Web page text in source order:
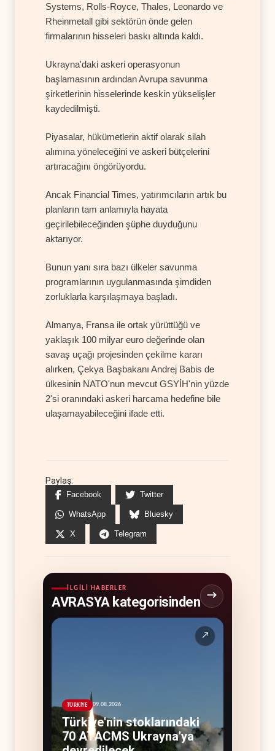
Systems, Rolls-Royce, Thales, Leonardo ve
Rheinmetall gibi sektörün önde gelen
firmalarının hisseleri baskı altında kaldı.
Ukrayna'daki askeri operasyonun
başlamasının ardından Avrupa savunma
şirketlerinin hisselerinde keskin yükselişler
kaydedilmişti.
Piyasalar, hükümetlerin aktif olarak silah
alımına yöneleceğini ve askeri bütçelerini
artıracağını öngörüyordu.
Ancak Financial Times, yatırımcıların artık bu
planların tam anlamıyla hayata
geçirilebileceğinden şüphe duyduğunu
aktarıyor.
Bunun yanı sıra bazı ülkeler savunma
programlarının uygulanmasında şimdiden
zorluklarla karşılaşmaya başladı.
Almanya, Fransa ile ortak yürüttüğü ve
yaklaşık 100 milyar euro değerinde olan
savaş uçağı projesinden çekilme kararı
alırken, Çekya Başbakanı Andrej Babis de
ülkesinin NATO'nun mevcut GSYİH'nin yüzde
2'si oranındaki askeri harcama hedefine bile
ulaşamayabileceğini ifade etti.
Paylaş:
Facebook Twitter
WhatsApp Bluesky
X Telegram
İLGILI HABERLER
AVRASYA kategorisinden
↗
TÜRKİYE 09.08.2026
Türkiye'nin stoklarındaki
70 ATACMS Ukrayna'ya